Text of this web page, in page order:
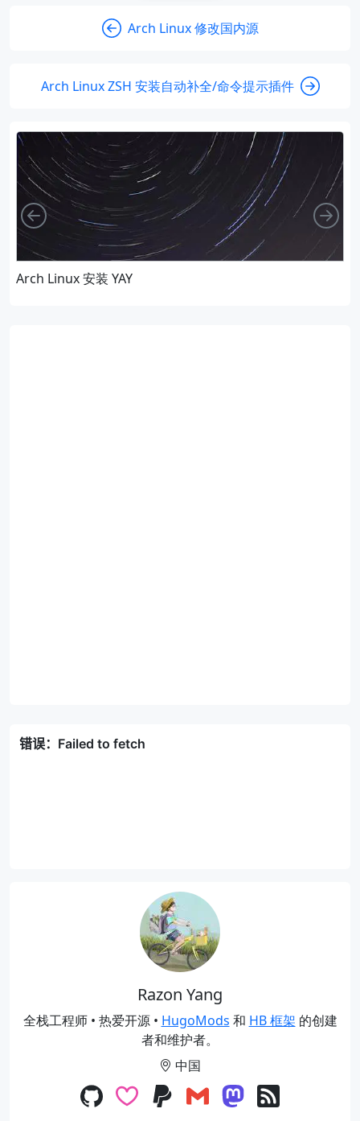
Arch Linux 修改国内源
Arch Linux ZSH 安装自动补全/命令提示插件
Arch Linux 安装 YAY
向左 向
Razon Yang
全栈工程师 • 热爱开源 • HugoMods 和 HB 框架 的创建
者和维护者。
中国